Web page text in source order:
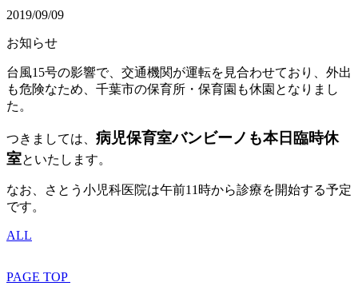
2019/09/09
お知らせ
台風15号の影響で、交通機関が運転を見合わせており、外出
も危険なため、千葉市の保育所・保育園も休園となりまし
た。
つきましては、 病児保育室バンビーノも本日臨時休
室といたします。
なお、さとう小児科医院は午前11時から診療を開始する予定
です。
ALL
PAGE TOP